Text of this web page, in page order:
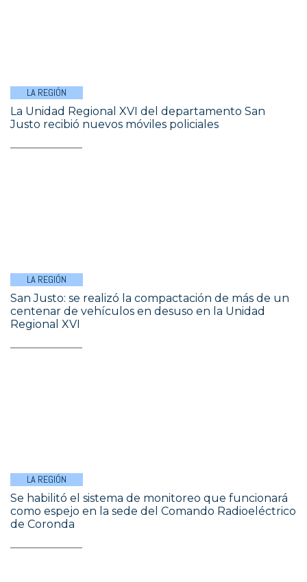
LA REGIÓN
La Unidad Regional XVI del departamento San
Justo recibió nuevos móviles policiales
LA REGIÓN
San Justo: se realizó la compactación de más de un
centenar de vehículos en desuso en la Unidad
Regional XVI
LA REGIÓN
Se habilitó el sistema de monitoreo que funcionará
como espejo en la sede del Comando Radioeléctrico
de Coronda